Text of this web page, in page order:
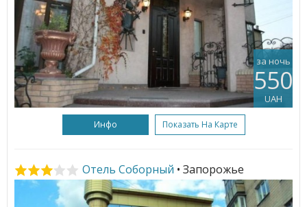
за ночь
550
UAH
Инфо Показать На Карте
Отель Соборный • Запорожье